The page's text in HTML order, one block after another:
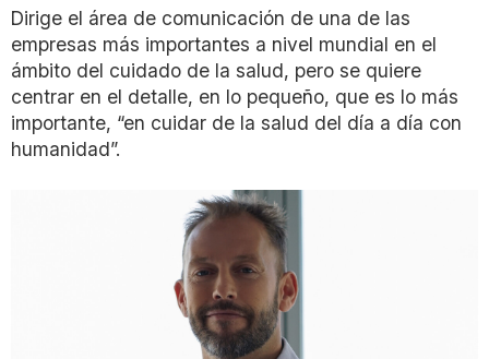
Dirige el área de comunicación de una de las
empresas más importantes a nivel mundial en el
ámbito del cuidado de la salud, pero se quiere
centrar en el detalle, en lo pequeño, que es lo más
importante, “en cuidar de la salud del día a día con
humanidad”.